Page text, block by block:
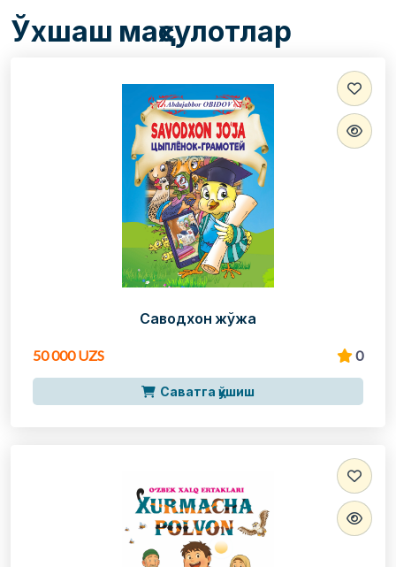
Ўхшаш маҳсулотлар
Саводхон жўжа
50 000 UZS 0
Саватга қўшиш